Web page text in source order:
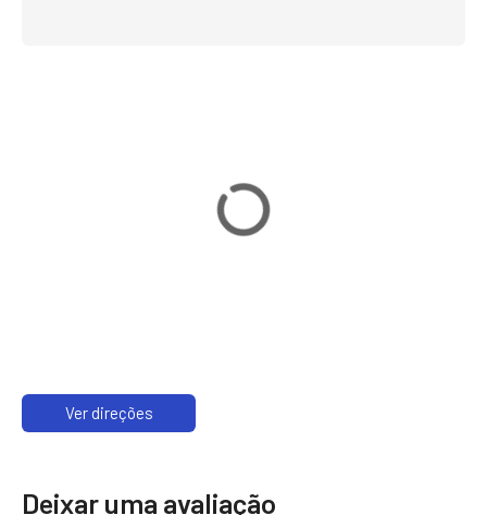
Ver direções
Deixar uma avaliação